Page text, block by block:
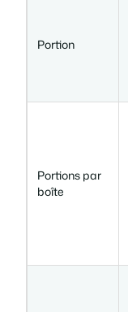
Portion
Portions par
boîte